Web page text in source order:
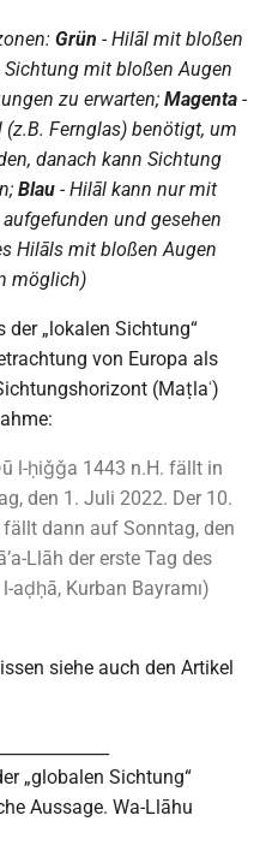
Grün - Hilāl mit bloßen
Sichtung mit bloßen Augen
zu erwarten; Magenta -
Fernglas) benötigt, um
danach kann Sichtung
Blau - Hilāl kann nur mit
und gesehen
Hilāls mit bloßen Augen
möglich)
der „lokalen Sichtung“
von Europa als
(Maṭlaʿ)
l-ḥiǧǧa 1443 n.H. fällt in
den 1. Juli 2022. Der 10.
dann auf Sonntag, den
Llāh der erste Tag des
aḍḥā, Kurban Bayramı)
siehe auch den Artikel
„globalen Sichtung“
Aussage. Wa-Llāhu